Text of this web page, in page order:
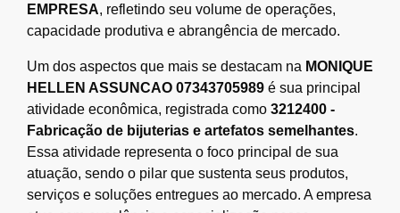
EMPRESA, refletindo seu volume de operações,
capacidade produtiva e abrangência de mercado.
Um dos aspectos que mais se destacam na MONIQUE
HELLEN ASSUNCAO 07343705989 é sua principal
atividade econômica, registrada como 3212400 -
Fabricação de bijuterias e artefatos semelhantes.
Essa atividade representa o foco principal de sua
atuação, sendo o pilar que sustenta seus produtos,
serviços e soluções entregues ao mercado. A empresa